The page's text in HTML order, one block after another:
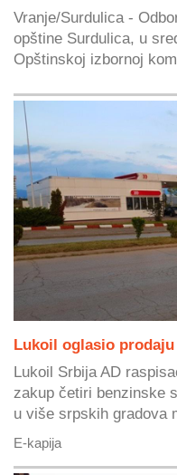
Vranje/Surdulica -
opštine Surdulica, u
Opštinskoj izbornoj
Lukoil oglasio
Lukoil Srbija AD
zakup četiri benzinske
u više srpskih gradova
E-kapija